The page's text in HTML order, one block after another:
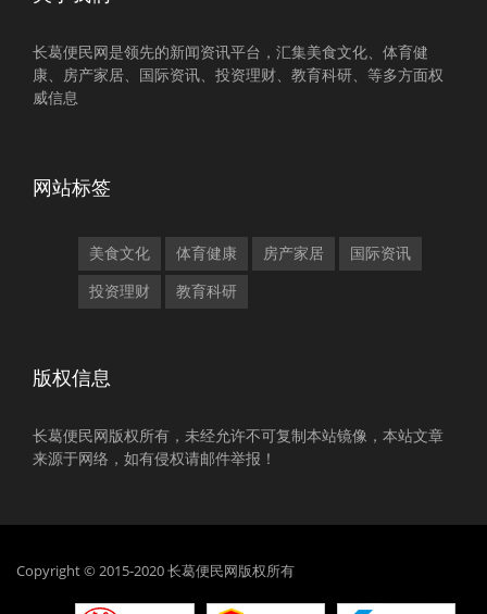
长葛便民网是领先的新闻资讯平台，汇集美食文化、体育健
康、房产家居、国际资讯、投资理财、教育科研、等多方面权
威信息
网站标签
美食文化 体育健康 房产家居 国际资讯
投资理财 教育科研
版权信息
长葛便民网版权所有，未经允许不可复制本站镜像，本站文章
来源于网络，如有侵权请邮件举报！
Copyright © 2015-2020 长葛便民网版权所有